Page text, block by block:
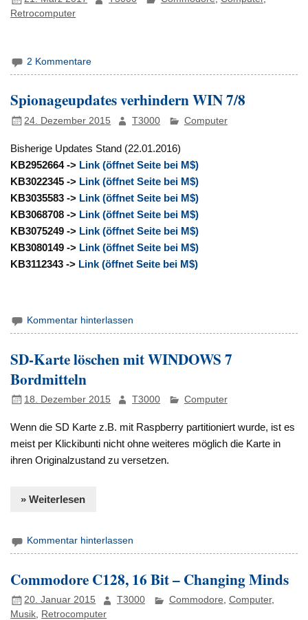
Retrocomputer
2 Kommentare
Spionageupdates verhindern WIN 7/8
24. Dezember 2015 T3000 Computer
Bisherige Updates Stand (22.01.2016)
KB2952664 -> Link (öffnet Seite bei M$)
KB3022345 -> Link (öffnet Seite bei M$)
KB3035583 -> Link (öffnet Seite bei M$)
KB3068708 -> Link (öffnet Seite bei M$)
KB3075249 -> Link (öffnet Seite bei M$)
KB3080149 -> Link (öffnet Seite bei M$)
KB3112343 -> Link (öffnet Seite bei M$)
Kommentar hinterlassen
SD-Karte löschen mit WINDOWS 7
Bordmitteln
18. Dezember 2015 T3000 Computer
Wenn die SD Karte z.B. mit Raspberry partitioniert wurde, ist es
meist per Klickibunti nicht ohne weiteres möglich die Karte in
ihren Originalzustand zu versetzen.
» Weiterlesen
Kommentar hinterlassen
Commodore C128, 16 Bit – Changing Minds
20. Januar 2015 T3000 Commodore, Computer,
Musik Retrocomputer